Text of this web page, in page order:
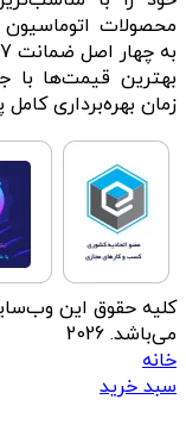
محصولات
بهترین قیمت‌ها با
زمان بهره‌برداری
کلیه حقوق این
می‌باشد. 2026
خانه
سبد خرید